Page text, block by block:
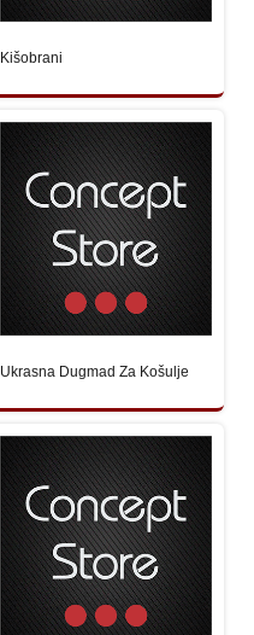
Kišobrani
Ukrasna Dugmad Za Košulje